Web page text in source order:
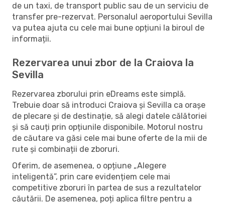
de un taxi, de transport public sau de un serviciu de
transfer pre-rezervat. Personalul aeroportului Sevilla
va putea ajuta cu cele mai bune opțiuni la biroul de
informații.
Rezervarea unui zbor de la Craiova la
Sevilla
Rezervarea zborului prin eDreams este simplă.
Trebuie doar să introduci Craiova și Sevilla ca orașe
de plecare și de destinație, să alegi datele călătoriei
și să cauți prin opțiunile disponibile. Motorul nostru
de căutare va găsi cele mai bune oferte de la mii de
rute și combinații de zboruri.
Oferim, de asemenea, o opțiune „Alegere
inteligentă”, prin care evidențiem cele mai
competitive zboruri în partea de sus a rezultatelor
căutării. De asemenea, poți aplica filtre pentru a